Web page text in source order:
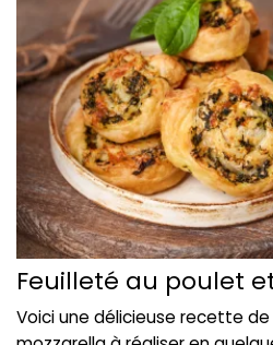
Feuilleté au poulet
Voici une délicieuse recette